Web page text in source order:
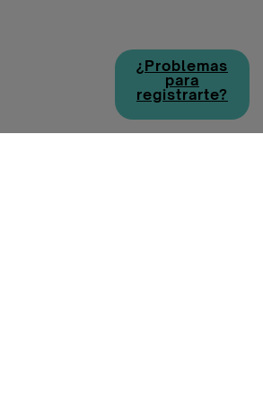
¿Problemas
para
registrarte?